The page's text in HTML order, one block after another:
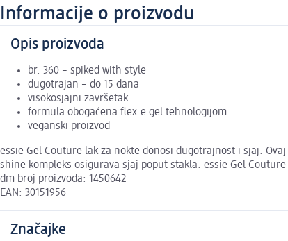
Informacije o proizvodu
Opis proizvoda
br. 360 – spiked with style
dugotrajan – do 15 dana
visokosjajni završetak
formula obogaćena flex.e gel tehnologijom
veganski proizvod
essie Gel Couture lak za nokte donosi dugotrajnost i sjaj.
shine kompleks osigurava sjaj poput stakla. essie Gel
dm broj proizvoda: 1450642
EAN: 30151956
Značajke